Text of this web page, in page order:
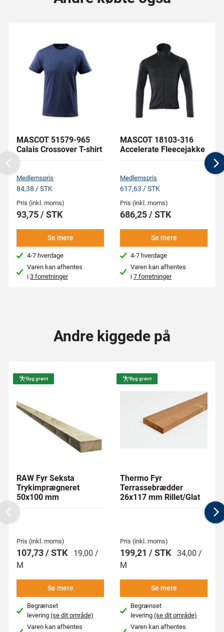
MASCOT 51579-965
Calais Crossover T-shirt
Medlemspris
84,38 / STK
Pris (inkl. moms)
93,75 / STK
Se mere
4-7 hverdage
Varen kan afhentes
i3 forretninger
MASCOT 18103-316
Accelerate Fleecejakke
Medlemspris
617,63 / STK
Pris (inkl. moms)
686,25 / STK
Se mere
4-7 hverdage
Varen kan afhentes
i7 forretninger
Previous
Andre kiggede på
Byg grønt
RAW Fyr Seksta
Trykimprægneret
50x100 mm
Pris (inkl. moms)
107,73 / STK
19,00 /
M
Se mere
Begrænset
levering(se dit område)
Varen kan afhentes
Byg grønt
Thermo Fyr
Terrassebrædder
26x117 mm Rillet/Glat
Pris (inkl. moms)
199,21 / STK 34,00 /
M
Se mere
Begrænset
levering(se dit område)
Varen kan afhentes
Previous